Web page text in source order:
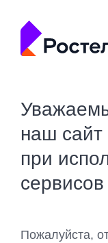
наш сайт
при
сервисов
Пожалуйста,